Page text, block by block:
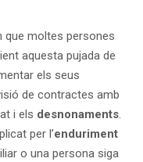
que moltes persones
aquesta pujada de
els seus
de contractes amb
i els desnonaments.
per l’enduriment
o una persona siga